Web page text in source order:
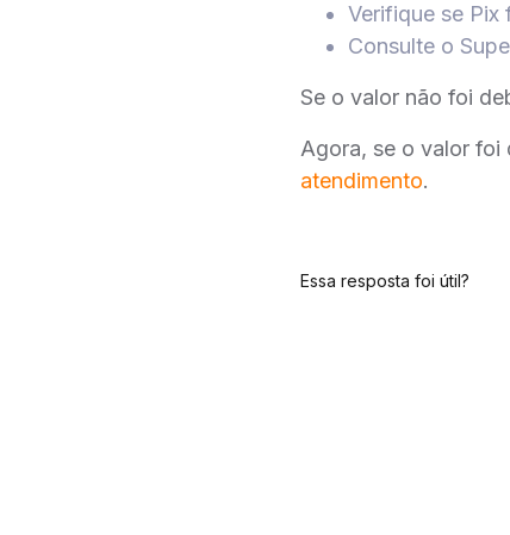
Verifique se
Consulte o
Se o valor não foi
Agora, se o valor foi
atendimento.
Essa resposta foi útil?